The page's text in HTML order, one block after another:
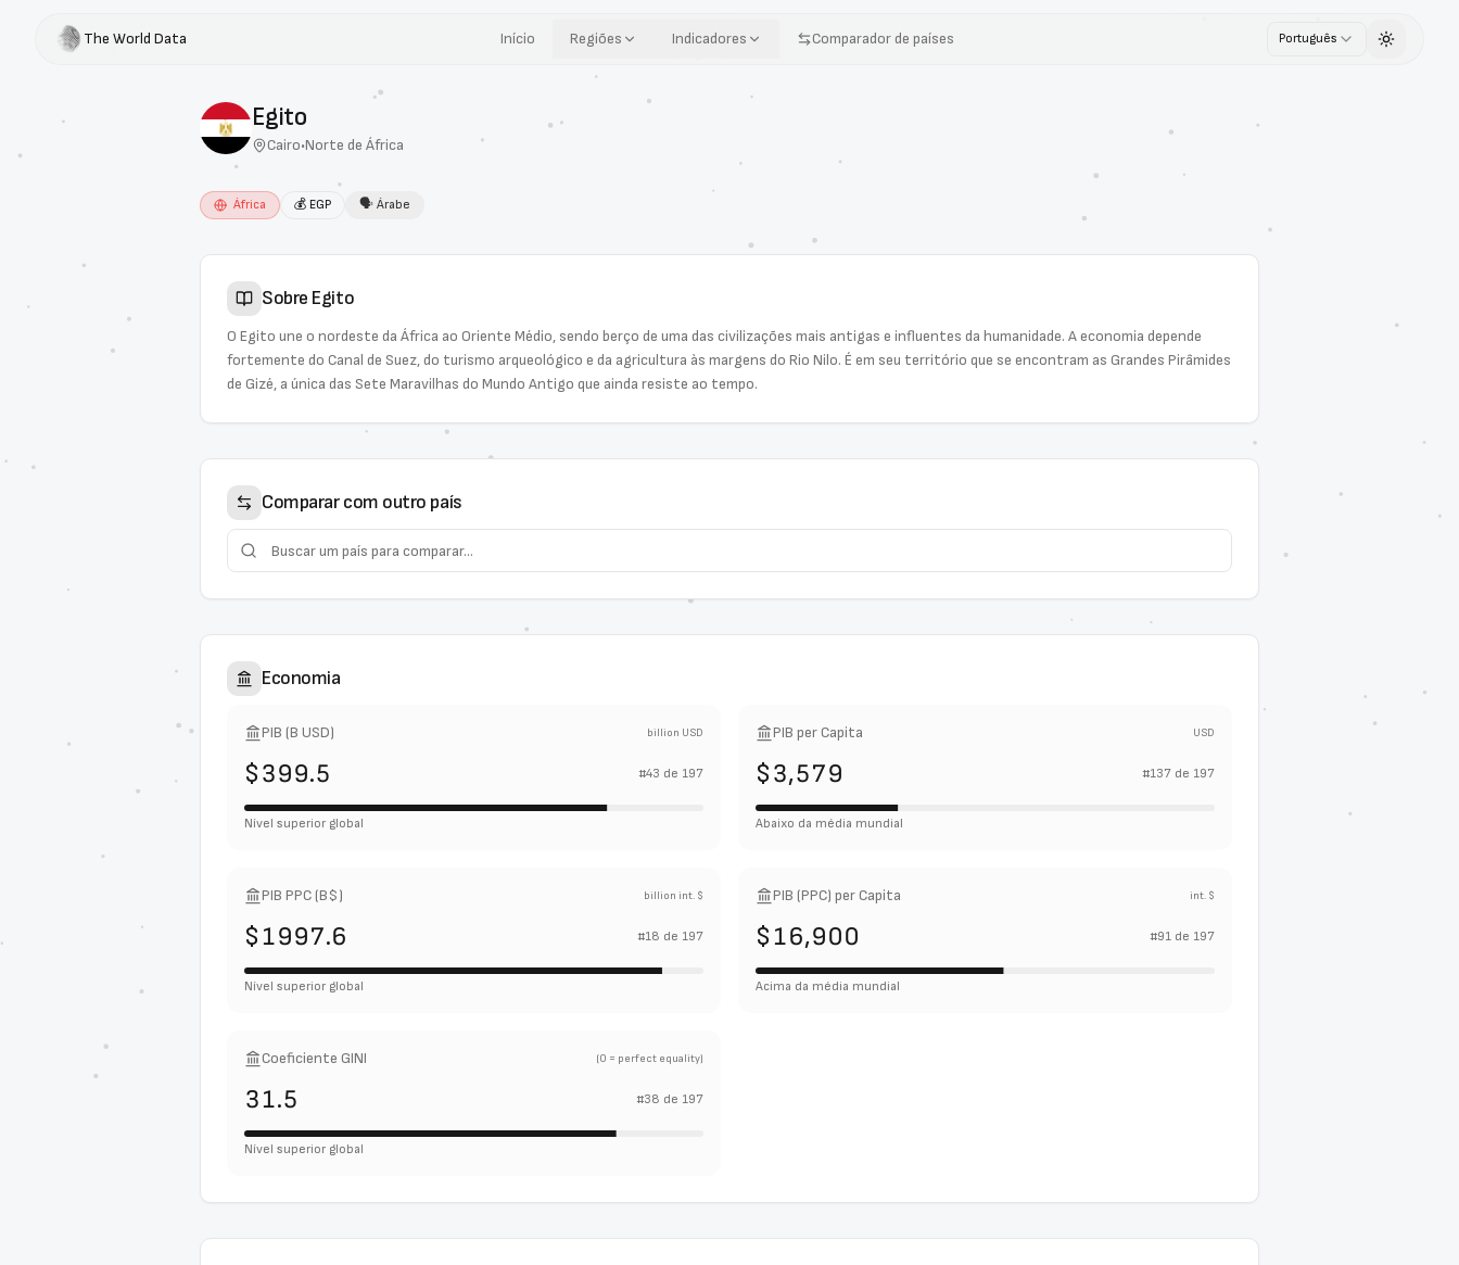
The World Data Início Regiões Indicadores Comparador de países Português Toggle
Egito
Cairo•Norte de África
África 💰 EGP 🗣 Árabe
Sobre Egito
O Egito une o nordeste da África ao Oriente Médio, sendo berço de uma das civilizações mais antigas e influentes da humanidade. A economia depende
fortemente do Canal de Suez, do turismo arqueológico e da agricultura às margens do Rio Nilo. É em seu território que se encontram as Grandes Pirâmides
de Gizé, a única das Sete Maravilhas do Mundo Antigo que ainda resiste ao tempo.
Comparar com outro país
Economia
PIB (B USD) billion USD
$399.5 #43 de 197
Nível superior global
PIB per Capita USD
$3,579 #137 de 197
Abaixo da média mundial
PIB PPC (B$) billion int. $
$1997.6 #18 de 197
Nível superior global
PIB (PPC) per Capita int. $
$16,900 #91 de 197
Acima da média mundial
Coeficiente GINI (0 = perfect equality)
31.5 #38 de 197
Nível superior global